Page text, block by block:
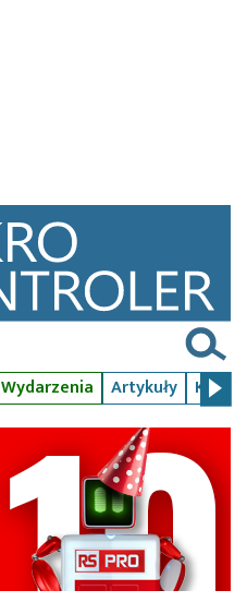
Wydarzenia Artykuły Kursy